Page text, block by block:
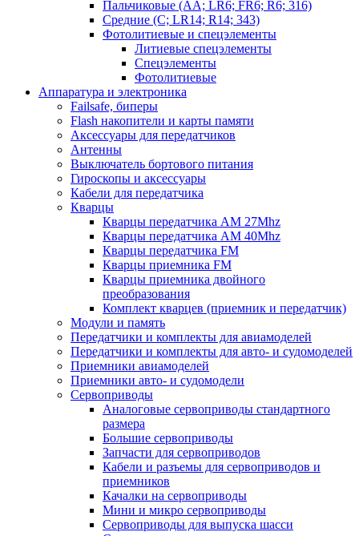
Пальчиковые (AA; LR6; FR6; R6; 316)
Средние (C; LR14; R14; 343)
Фотолитиевые и спецэлементы
Литиевые спецэлементы
Спецэлементы
Фотолитиевые
Аппаратура и электроника
Failsafe, биперы
Flash накопители и карты памяти
Аксессуары для передатчиков
Антенны
Выключатель бортового питания
Гироскопы и аксессуары
Кабели для передатчика
Кварцы
Кварцы передатчика AM 27Mhz
Кварцы передатчика AM 40Mhz
Кварцы передатчика FM
Кварцы приемника FM
Кварцы приемника двойного
преобразования
Комплект кварцев (приемник и передатчик)
Модули и память
Передатчики и комплекты для авиамоделей
Передатчики и комплекты для авто- и судомоделей
Приемники авиамоделей
Приемники авто- и судомодели
Сервоприводы
Аналоговые сервоприводы стандартного
размера
Большие сервоприводы
Запчасти для сервоприводов
Кабели и разъемы для сервоприводов и
приемников
Качалки на сервоприводы
Мини и микро сервоприводы
Сервоприводы для выпуска шасси